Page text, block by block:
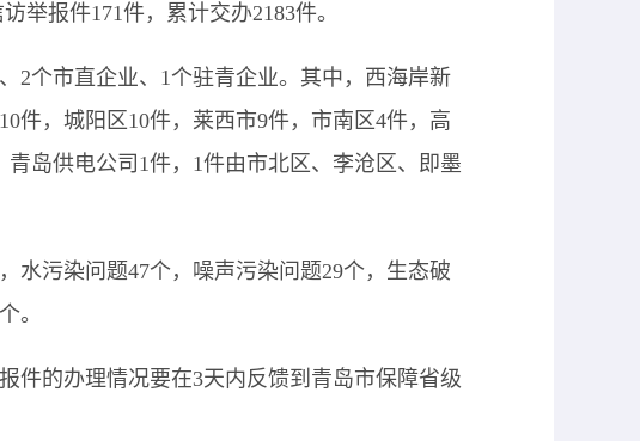
举报件171件，累计交办2183件。
2个市直企业、1个驻青企业。其中，西海岸新
件，城阳区10件，莱西市9件，市南区4件，高
岛供电公司1件，1件由市北区、李沧区、即墨
水污染问题47个，噪声污染问题29个，生态破
。
件的办理情况要在3天内反馈到青岛市保障省级